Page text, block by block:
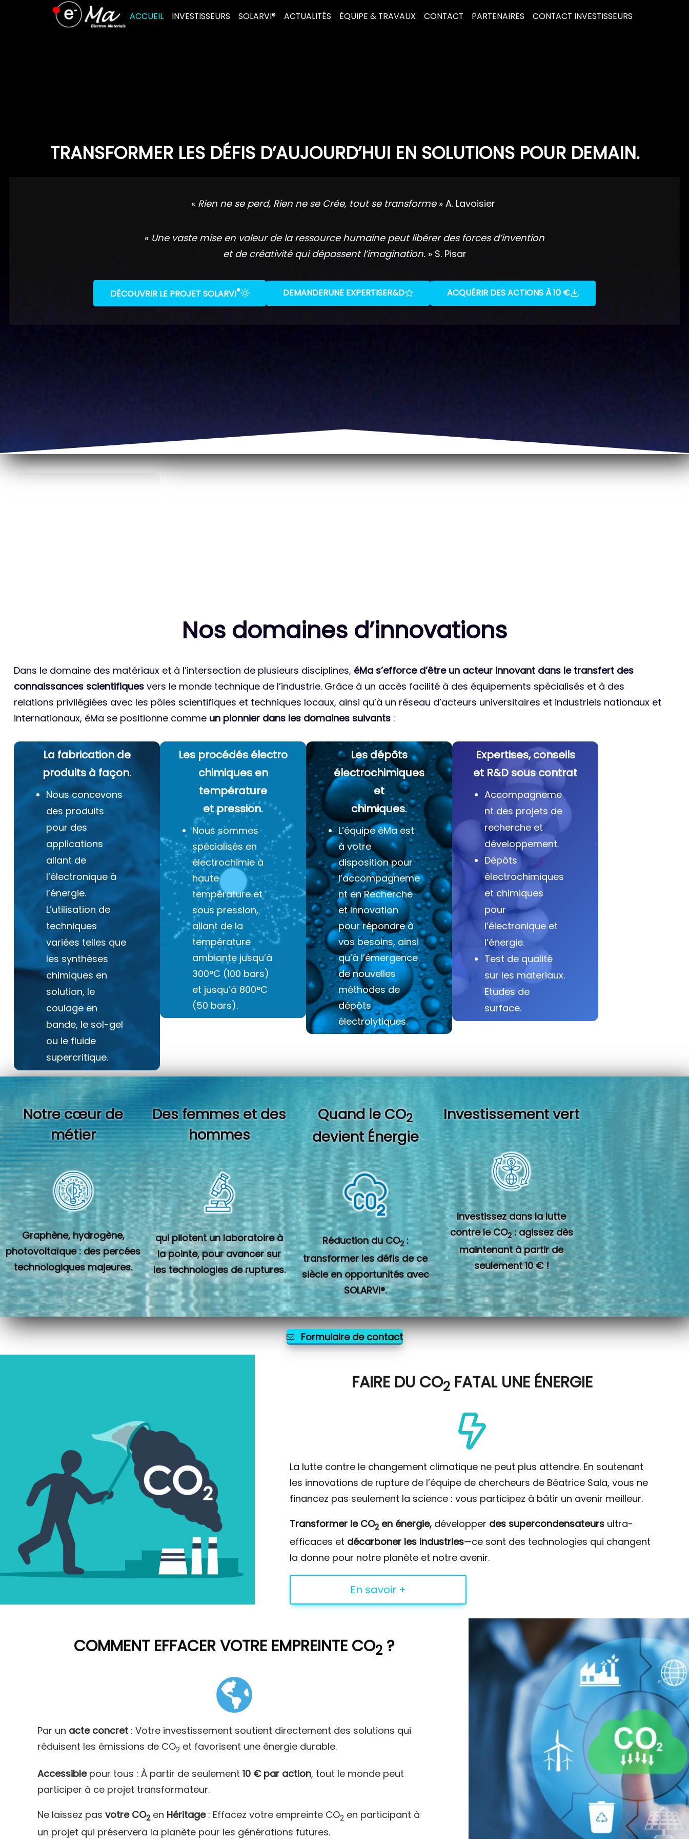
ACCUEIL INVESTISSEURS SOLARVI® ACTUALITÉS ÉQUIPE & TRAVAUX CONTACT PARTENAIRES CONTACT INVESTISSEURS
TRANSFORMER LES DÉFIS D’AUJOURD’HUI EN SOLUTIONS POUR DEMAIN.
« Rien ne se perd, Rien ne se Crée, tout se transforme » A. Lavoisier
« Une vaste mise en valeur de la ressource humaine peut libérer des forces d’invention
et de créativité qui dépassent l’imagination.» S. Pisar
DÉCOUVRIR LE PROJET SOLARVI® DEMANDERUNE EXPERTISER&D ACQUÉRIR DES ACTIONS À 10 €
Nos domaines d’innovations
Dans le domaine des matériaux et à l’intersection de plusieurs disciplines, éMa s’efforce d’être un acteur innovant dans le transfert des
connaissances scientifiques vers le monde technique de l’industrie. Grâce à un accès facilité à des équipements spécialisés et à des
relations privilégiées avec les pôles scientifiques et techniques locaux, ainsi qu’à un réseau d’acteurs universitaires et industriels nationaux et
internationaux, éMa se positionne comme un pionnier dans les domaines suivants :
La fabrication de
produits à façon.
Nous concevons
des produits
pour des
applications
allant de
l’électronique à
l’énergie.
L’utilisation de
techniques
variées telles que
les synthèses
chimiques en
solution, le
coulage en
bande, le sol-gel
ou le fluide
supercritique.
Les procédés électro
chimiques en
température
et pression.
Nous sommes
spécialisés en
électrochimie à
haute
température et
sous pression,
allant de la
température
ambiante jusqu’à
300°C (100 bars)
et jusqu’à 800°C
(50 bars).
Les dépôts
électrochimiques
et
chimiques.
L’équipe éMa est
à votre
disposition pour
l’accompagneme
nt en Recherche
et Innovation
pour répondre à
vos besoins, ainsi
qu’à l’émergence
de nouvelles
méthodes de
dépôts
électrolytiques.
Expertises, conseils
et R&D sous contrat
Accompagneme
nt des projets de
recherche et
développement.
Dépôts
électrochimiques
et chimiques
pour
l’électronique et
l’énergie.
Test de qualité
sur les materiaux.
Etudes de
surface.
Notre cœur de
métier
Graphène, hydrogène,
photovoltaïque : des percées
technologiques majeures.
Des femmes et des
hommes
qui pilotent un laboratoire à
la pointe, pour avancer sur
les technologies de ruptures.
Quand le CO2
devient Énergie
Réduction du CO2 :
transformer les défis de ce
siècle en opportunités avec
SOLARVI®.
Investissement vert
Investissez dans la lutte
contre le CO2 : agissez dès
maintenant à partir de
seulement 10 € !
Formulaire de contact
FAIRE DU CO2FATAL UNE ÉNERGIE
La lutte contre le changement climatique ne peut plus attendre. En soutenant
les innovations de rupture de l’équipe de chercheurs de Béatrice Sala, vous ne
financez pas seulement la science : vous participez à bâtir un avenir meilleur.
Transformer le CO2 en énergie, développer des supercondensateurs ultra-
efficaces et décarboner les industries—ce sont des technologies qui changent
la donne pour notre planète et notre avenir.
En savoir +
COMMENT EFFACER VOTRE EMPREINTE CO2 ?
Par un acte concret : Votre investissement soutient directement des solutions qui
réduisent les émissions de CO2 et favorisent une énergie durable.
Accessiblepour tous : À partir de seulement10 € par action, tout le monde peut
participer à ce projet transformateur.
Ne laissez pasvotre CO2 en Héritage: Effacez votre empreinte CO2 en participant à
un projet qui préservera la planète pour les générations futures.